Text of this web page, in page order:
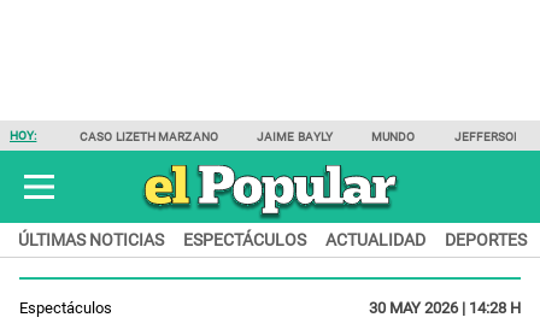
HOY: CASO LIZETH MARZANO JAIME BAYLY MUNDO JEFFERSON
ÚLTIMAS NOTICIAS ESPECTÁCULOS ACTUALIDAD DEPORTES
Espectáculos 30 MAY 2026 | 14:28 H